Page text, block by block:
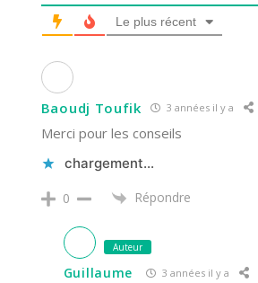
Le plus récent
Baoudj Toufik 3 années il y a
Merci pour les conseils
chargement…
0 Répondre
Auteur
Guillaume 3 années il y a